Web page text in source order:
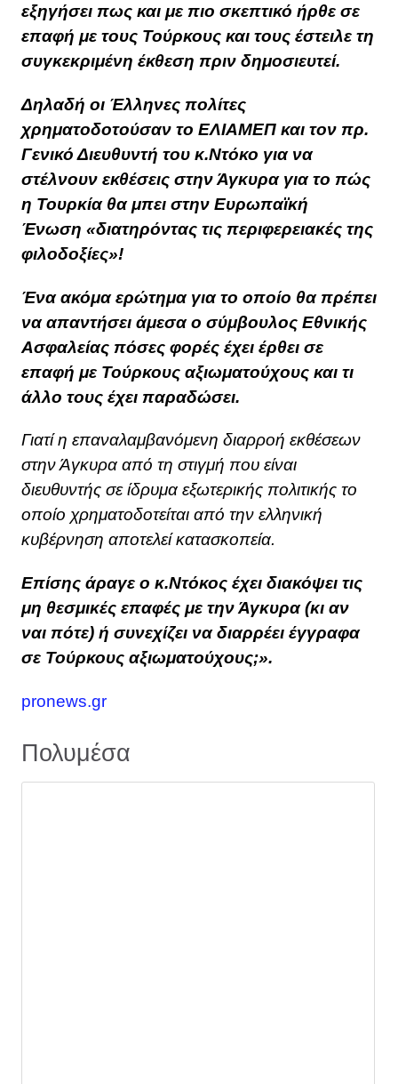
εξηγήσει πως και με πιο σκεπτικό ήρθε σε
επαφή με τους Τούρκους και τους έστειλε τη
συγκεκριμένη έκθεση πριν δημοσιευτεί.
Δηλαδή οι Έλληνες πολίτες
χρηματοδοτούσαν το ΕΛΙΑΜΕΠ και τον πρ.
Γενικό Διευθυντή του κ.Ντόκο για να
στέλνουν εκθέσεις στην Άγκυρα για το πώς
η Τουρκία θα μπει στην Ευρωπαϊκή
Ένωση «διατηρόντας τις περιφερειακές της
φιλοδοξίες»!
Ένα ακόμα ερώτημα για το οποίο θα πρέπει
να απαντήσει άμεσα ο σύμβουλος Εθνικής
Ασφαλείας πόσες φορές έχει έρθει σε
επαφή με Τούρκους αξιωματούχους και τι
άλλο τους έχει παραδώσει.
Γιατί η επαναλαμβανόμενη διαρροή εκθέσεων
στην Άγκυρα από τη στιγμή που είναι
διευθυντής σε ίδρυμα εξωτερικής πολιτικής το
οποίο χρηματοδοτείται από την ελληνική
κυβέρνηση αποτελεί κατασκοπεία.
Επίσης άραγε ο κ.Ντόκος έχει διακόψει τις
μη θεσμικές επαφές με την Άγκυρα (κι αν
ναι πότε) ή συνεχίζει να διαρρέει έγγραφα
σε Τούρκους αξιωματούχους;».
pronews.gr
Πολυμέσα